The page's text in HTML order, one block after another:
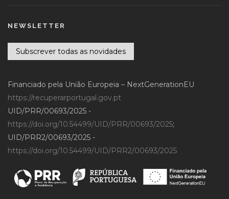
NEWSLETTER
Subscrever todas as novidades
Financiado pela União Europeia – NextGenerationEU
https://recuperarportugal.gov.pt
UID/PRR/00693/2025 -
https://doi.org/10.54499/UID/PRR/00693/2025;
UID/PRR2/00693/2025 -
https://doi.org/10.54499/UID/PRR2/00693/2025